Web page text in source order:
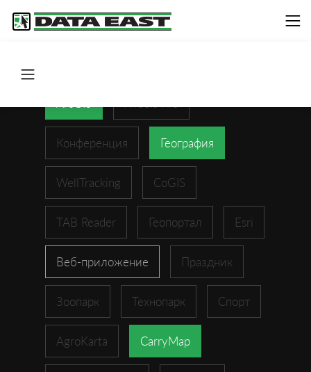
Конференция География
WellTracking CoGIS
TAB Reader Геопортал Esri
Веб-приложение Праздник
Зоопарк Технопарк Спорт
AgroKarta CarryMap